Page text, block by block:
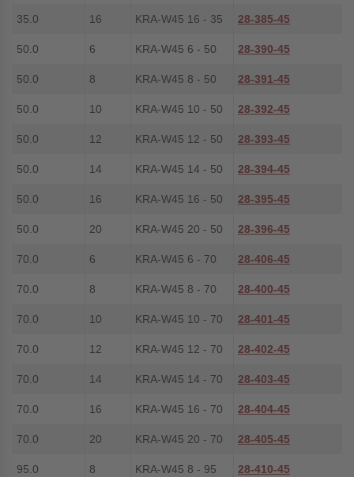
35.0 16 KRA-W45 16 - 35 28-385-45
50.0 6 KRA-W45 6 - 50 28-390-45
50.0 8 KRA-W45 8 - 50 28-391-45
50.0 10 KRA-W45 10 - 50 28-392-45
50.0 12 KRA-W45 12 - 50 28-393-45
50.0 14 KRA-W45 14 - 50 28-394-45
50.0 16 KRA-W45 16 - 50 28-395-45
50.0 20 KRA-W45 20 - 50 28-396-45
70.0 6 KRA-W45 6 - 70 28-406-45
70.0 8 KRA-W45 8 - 70 28-400-45
70.0 10 KRA-W45 10 - 70 28-401-45
70.0 12 KRA-W45 12 - 70 28-402-45
70.0 14 KRA-W45 14 - 70 28-403-45
70.0 16 KRA-W45 16 - 70 28-404-45
70.0 20 KRA-W45 20 - 70 28-405-45
95.0 8 KRA-W45 8 - 95 28-410-45